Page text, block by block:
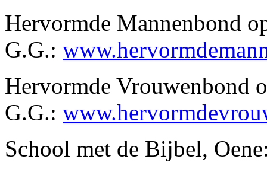
Hervormde Mannenbond
G.G.:
Hervormde Vrouwenbond
G.G.:
School met de Bijbel,